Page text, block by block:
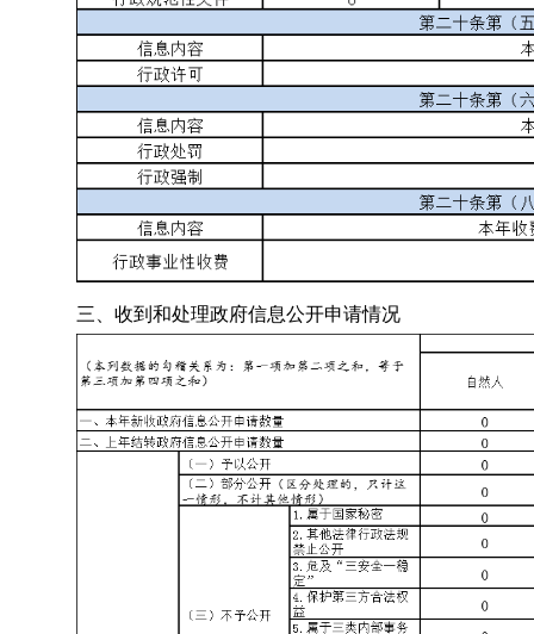
三、收到和处理政府信息公开申请情况